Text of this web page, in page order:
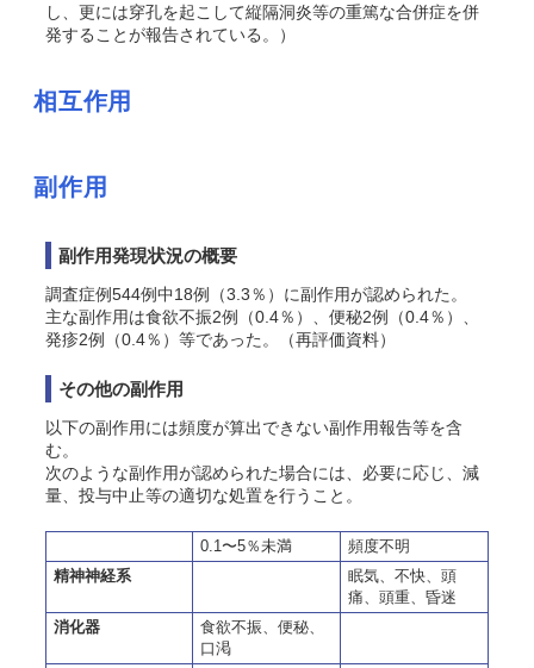
し、更には穿孔を起こして縦隔洞炎等の重篤な合併症を併
発することが報告されている。）
相互作用
副作用
副作用発現状況の概要
調査症例544例中18例（3.3％）に副作用が認められた。
主な副作用は食欲不振2例（0.4％）、便秘2例（0.4％）、
発疹2例（0.4％）等であった。（再評価資料）
その他の副作用
以下の副作用には頻度が算出できない副作用報告等を含
む。
次のような副作用が認められた場合には、必要に応じ、減
量、投与中止等の適切な処置を行うこと。
0.1〜5％未満
頻度不明
精神神経系
眠気、不快、頭
痛、頭重、昏迷
消化器
食欲不振、便秘、
口渇